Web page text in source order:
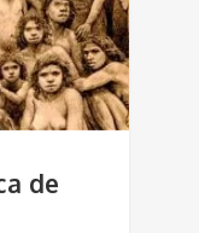
de